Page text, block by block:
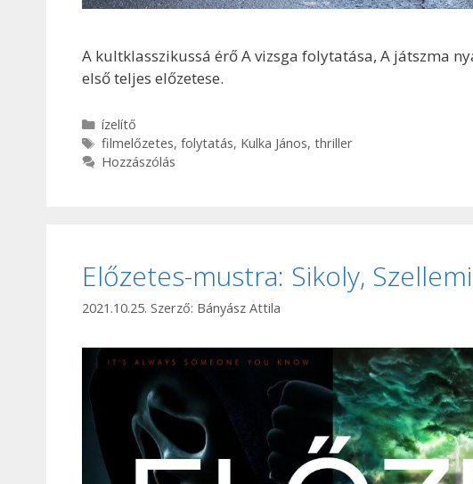
A kultklasszikussá érő A vizsga folytatása, A játszma
első teljes előzetese.
Kategória
ízelítő
Címkék
filmelőzetes, folytatás, Kulka János, thriller
Hozzászólás
Előzetes-mustra: Sikoly,
2021.10.25. Szerző: Bányász Attila